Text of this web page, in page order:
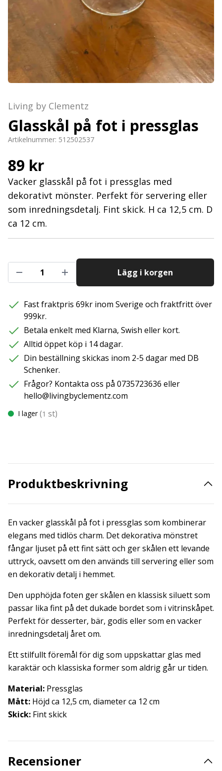
Living by Clementz
Glasskål på fot i pressglas
Artikelnummer: 512502537
89 kr
Vacker glasskål på fot i pressglas med
dekorativt mönster. Perfekt för servering eller
som inredningsdetalj. Fint skick. H ca 12,5 cm. D
ca 12 cm.
Lägg i korgen
Fast fraktpris 69kr inom Sverige och fraktfritt över
999kr.
Betala enkelt med Klarna, Swish eller kort.
Alltid öppet köp i 14 dagar.
Din beställning skickas inom 2-5 dagar med DB
Schenker.
Frågor? Kontakta oss på 0735723636 eller
hello@livingbyclementz.com
I lager (1 st)
Produktbeskrivning
En vacker glasskål på fot i pressglas som kombinerar
elegans med tidlös charm. Det dekorativa mönstret
fångar ljuset på ett fint sätt och ger skålen ett levande
uttryck, oavsett om den används till servering eller som
en dekorativ detalj i hemmet.
Den upphöjda foten ger skålen en klassisk siluett som
passar lika fint på det dukade bordet som i vitrinskåpet.
Perfekt för desserter, bär, godis eller som en vacker
inredningsdetalj året om.
Ett stilfullt föremål för dig som uppskattar glas med
karaktär och klassiska former som aldrig går ur tiden.
Material: Pressglas
Mått: Höjd ca 12,5 cm, diameter ca 12 cm
Skick: Fint skick
Recensioner